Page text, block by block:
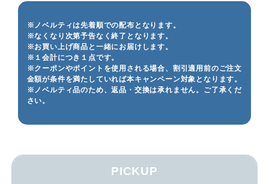
※ノベルティは先着順での配布となります。
※なくなり次第予告なく終了となります。
※お買い上げ商品と一緒にお届けします。
※１会計につき１点です。
※クーポンやポイントを使用される場合、割引適用前のご注文
金額が条件を満たしていれば本キャンペーン対象となります。
※ノベルティ品のため、返品・交換は承れません。ご了承くだ
さい。
PICKUP